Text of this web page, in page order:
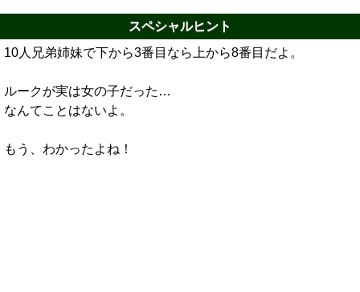
スペシャルヒント
10人兄弟姉妹で下から3番目なら上から8番目だよ。
ルークが実は女の子だった…
なんてことはないよ。
もう、わかったよね！